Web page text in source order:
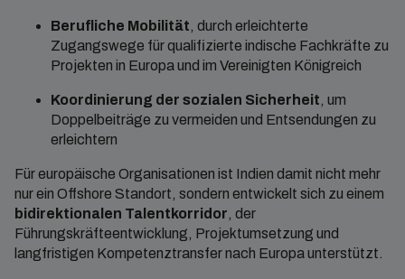
Berufliche Mobilität, durch erleichterte
Zugangswege für qualifizierte indische Fachkräfte zu
Projekten in Europa und im Vereinigten Königreich
Koordinierung der sozialen Sicherheit, um
Doppelbeiträge zu vermeiden und Entsendungen zu
erleichtern
Für europäische Organisationen ist Indien damit nicht mehr
nur ein Offshore Standort, sondern entwickelt sich zu einem
bidirektionalen Talentkorridor, der
Führungskräfteentwicklung, Projektumsetzung und
langfristigen Kompetenztransfer nach Europa unterstützt.